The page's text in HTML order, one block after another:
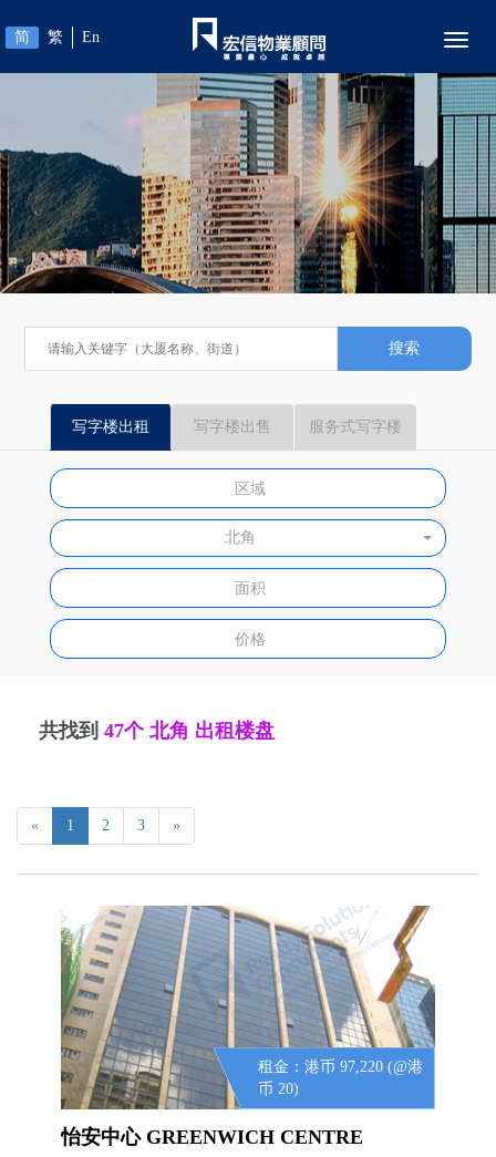
简 繁 En
搜索
写字楼出租 写字楼出售 服务式写字楼
北角
共找到 47个 北角 出租楼盘
« 1 2 3 »
租金：港币 97,220 (@港
币 20)
怡安中心 GREENWICH CENTRE